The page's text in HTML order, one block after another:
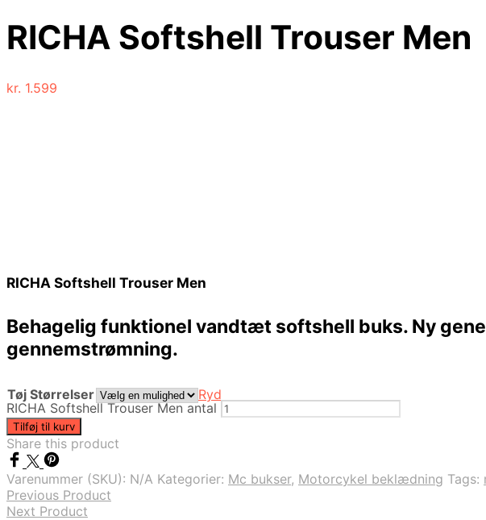
RICHA Softshell Trouser Men
kr. 1.599
RICHA Softshell Trouser Men
Behagelig funktionel vandtæt softshell buks. Ny
gennemstrømning.
Tøj Størrelser
Ryd
RICHA Softshell Trouser Men antal
Tilføj til kurv
Share this product
Varenummer (SKU): N/A Kategorier: Mc bukser, Motorcykel beklædning Tags:
Previous Product
Next Product